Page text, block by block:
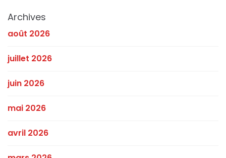
Archives
août 2026
juillet 2026
juin 2026
mai 2026
avril 2026